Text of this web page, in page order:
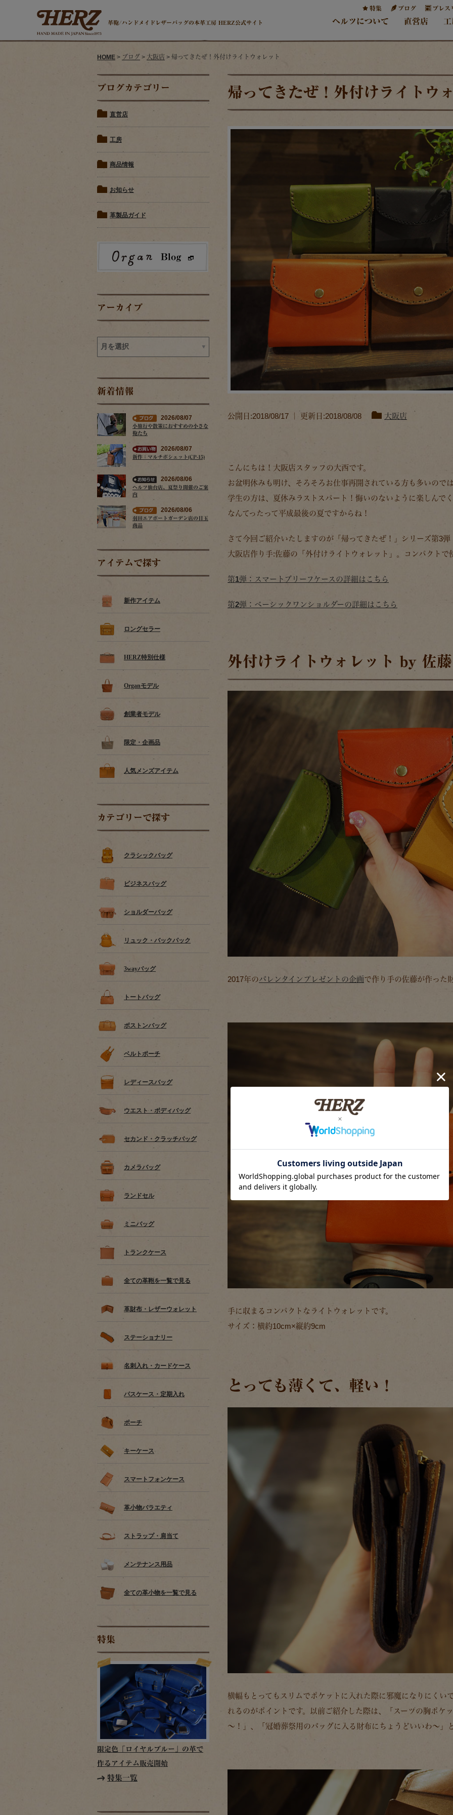
革鞄/ハンドメイドレザーバッグの本革工房 HERZ公式サイト
特集 ブログ プレス
ヘルツについて 直営店
HOME > ブログ > 大阪店 > 帰ってきたぜ！外付けライトウォレット
ブログカテゴリー
直営店
工房
商品情報
お知らせ
革製品ガイド
アーカイブ
新着情報
2026/08/07
小旅行や散策におすすめの小さな
鞄たち
2026/08/07
新作：マルチポシェット(CP-15)
2026/08/06
ヘルツ仙台店、夏祭り開催のご案
内
2026/08/06
羽田エアポートガーデン店の目玉
商品
アイテムで探す
新作アイテム
ロングセラー
HERZ特別仕様
Organモデル
創業者モデル
限定・企画品
人気メンズアイテム
カテゴリーで探す
クラシックバッグ
ビジネスバッグ
ショルダーバッグ
リュック・バックパック
3wayバッグ
トートバッグ
ボストンバッグ
ベルトポーチ
レディースバッグ
ウエスト・ボディバッグ
セカンド・クラッチバッグ
カメラバッグ
ランドセル
ミニバッグ
トランクケース
全ての革鞄を一覧で見る
革財布・レザーウォレット
ステーショナリー
名刺入れ・カードケース
パスケース・定期入れ
ポーチ
キーケース
スマートフォンケース
革小物バラエティ
ストラップ・肩当て
メンテナンス用品
全ての革小物を一覧で見る
特集
限定色「ロイヤルブルー」の革で
作るアイテム販売開始
特集一覧
帰ってきたぜ！外付けライトウ
公開日:2018/08/17 ｜ 更新日:2018/08/08 大阪店
こんにちは！大阪店スタッフの大西です。
お盆明休みも明け、そろそろお仕事再開されている方も多いので
学生の方は、夏休みラストスパート！悔いのないように楽しんで
なんてったって平成最後の夏ですからね！
さて今回ご紹介いたしますのが「帰ってきたぜ！」シリーズ第3弾
大阪店作り手:佐藤の「外付けライトウォレット」。コンパクト
第1弾：スマートブリーフケースの詳細はこちら
第2弾：ベーシックワンショルダーの詳細はこちら
外付けライトウォレット by 佐藤
2017年のバレンタインプレゼントの企画で作り手の佐藤が作った
手に収まるコンパクトなライトウォレットです。
サイズ：横約10cm×縦約9cm
とっても薄くて、軽い！
横幅もとってもスリムでポケットに入れた際に邪魔になりにくい
れるのがポイントです。以前ご紹介した際は、「スーツの胸ポケ
～！」、「冠婚葬祭用のバッグに入る財布にちょうどいいわ～」